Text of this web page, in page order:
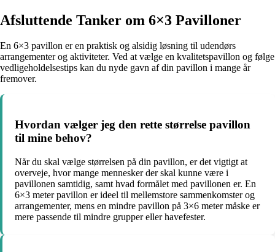
Afsluttende Tanker om 6×3 Pavilloner
En 6×3 pavillon er en praktisk og alsidig løsning til udendørs
arrangementer og aktiviteter. Ved at vælge en kvalitetspavillon og følge
vedligeholdelsestips kan du nyde gavn af din pavillon i mange år
fremover.
Hvordan vælger jeg den rette størrelse pavillon
til mine behov?
Når du skal vælge størrelsen på din pavillon, er det vigtigt at
overveje, hvor mange mennesker der skal kunne være i
pavillonen samtidig, samt hvad formålet med pavillonen er. En
6×3 meter pavillon er ideel til mellemstore sammenkomster og
arrangementer, mens en mindre pavillon på 3×6 meter måske er
mere passende til mindre grupper eller havefester.